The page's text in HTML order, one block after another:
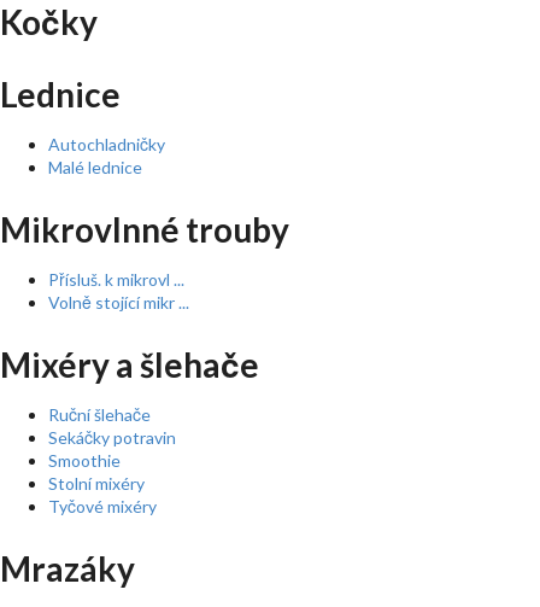
Kočky
Lednice
Autochladničky
Malé lednice
Mikrovlnné trouby
Přísluš. k mikrovl ...
Volně stojící mikr ...
Mixéry a šlehače
Ruční šlehače
Sekáčky potravin
Smoothie
Stolní mixéry
Tyčové mixéry
Mrazáky